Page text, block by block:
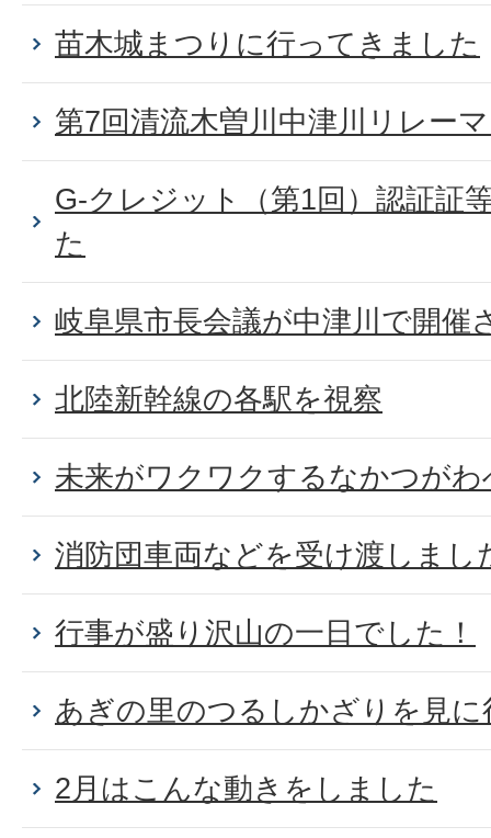
苗木城まつりに行ってきました
第7回清流木曽川中津川リレー
G-クレジット（第1回）認証証
た
岐阜県市長会議が中津川で開催
北陸新幹線の各駅を視察
未来がワクワクするなかつがわ
消防団車両などを受け渡しまし
行事が盛り沢山の一日でした！
あぎの里のつるしかざりを見
2月はこんな動きをしました